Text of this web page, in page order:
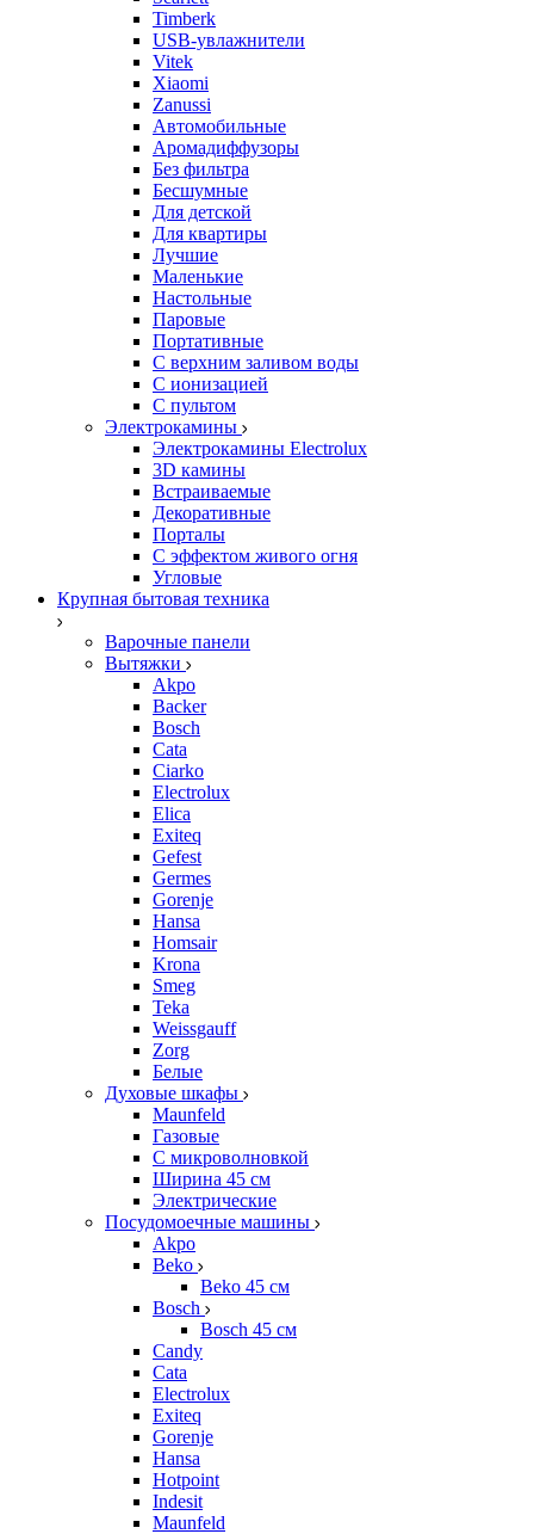
Timberk
USB-увлажнители
Vitek
Xiaomi
Zanussi
Автомобильные
Аромадиффузоры
Без фильтра
Бесшумные
Для детской
Для квартиры
Лучшие
Маленькие
Настольные
Паровые
Портативные
С верхним заливом воды
С ионизацией
С пультом
Электрокамины
Электрокамины Electrolux
3D камины
Встраиваемые
Декоративные
Порталы
С эффектом живого огня
Угловые
Крупная бытовая техника
Варочные панели
Вытяжки
Akpo
Backer
Bosch
Cata
Ciarko
Electrolux
Elica
Exiteq
Gefest
Germes
Gorenje
Hansa
Homsair
Krona
Smeg
Teka
Weissgauff
Zorg
Белые
Духовые шкафы
Maunfeld
Газовые
С микроволновкой
Ширина 45 см
Электрические
Посудомоечные машины
Akpo
Beko
Beko 45 см
Bosch
Bosch 45 см
Candy
Cata
Electrolux
Exiteq
Gorenje
Hansa
Hotpoint
Indesit
Maunfeld